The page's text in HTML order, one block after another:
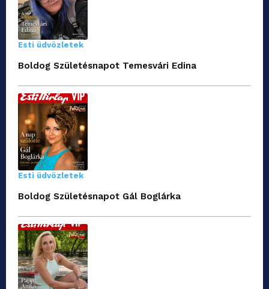
Esti üdvözletek
Boldog Születésnapot Temesvári Edina
Esti üdvözletek
Boldog Születésnapot Gál Boglárka